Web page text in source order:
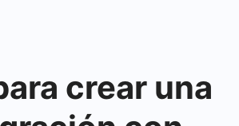
crear una